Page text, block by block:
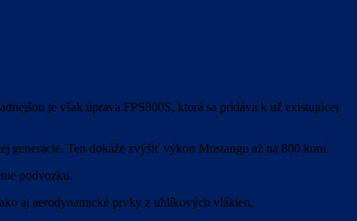
je však úprava FPS800S, ktorá sa pridáva k už existujúcej
generácie. Ten dokáže zvýšiť výkon Mustangu až na 800 koní.
podvozku.
aj aerodynamické prvky z uhlíkových vlákien.